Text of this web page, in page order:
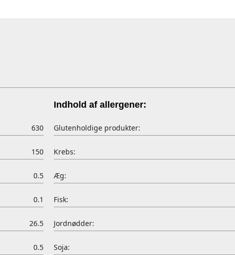
630
150
0.5
0.1
26.5
0.5
Indhold af allergener:
Glutenholdige produkter:
Krebs:
Æg:
Fisk:
Jordnødder:
Soja: